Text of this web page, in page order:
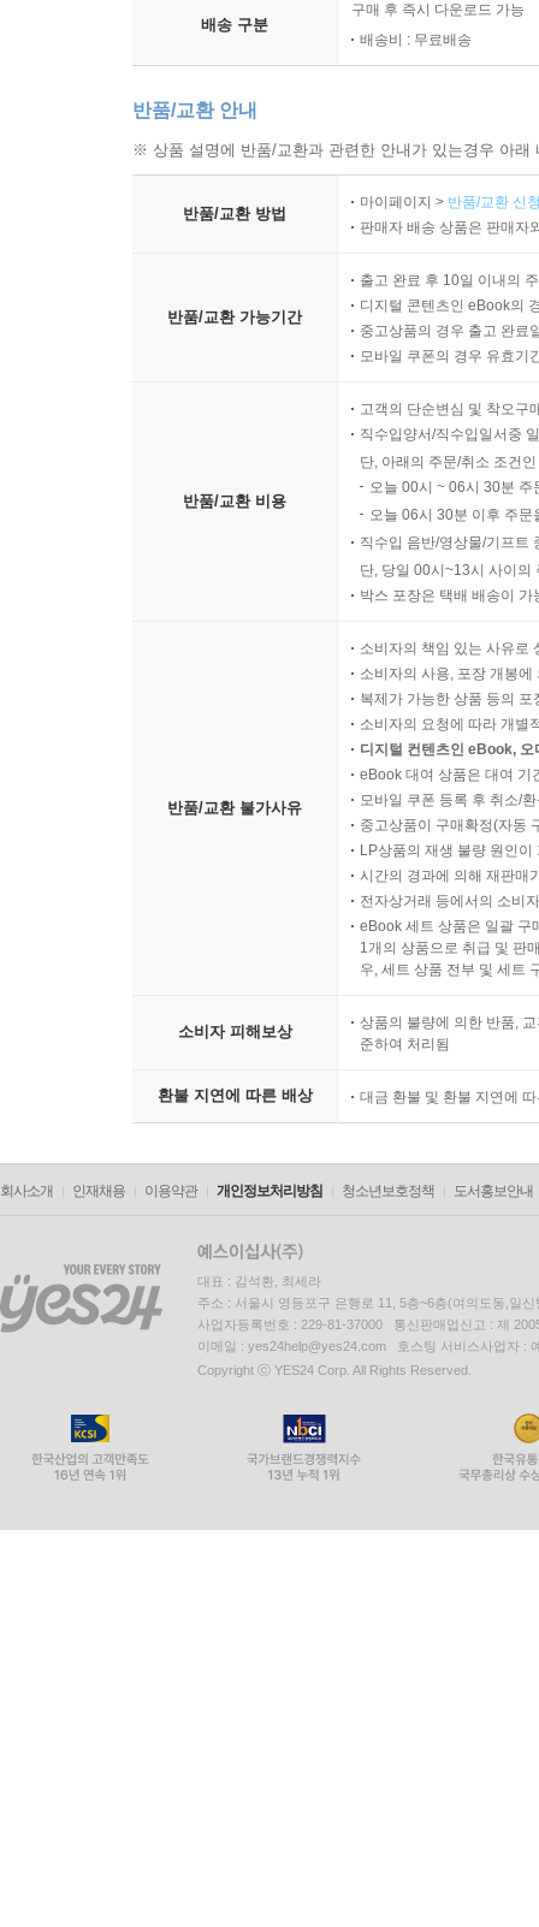
배송 구분
구매 후 즉시 다운로드 가능
배송비 : 무료배송
반품/교환 안내
※ 상품 설명에 반품/교환과 관련한 안내가 있는경우 아
반품/교환 방법
마이페이지 > 반품/교환 신
판매자 배송 상품은 판매자
반품/교환 가능기간
출고 완료 후 10일 이내의
디지털 콘텐츠인 eBook의
중고상품의 경우 출고 완료
모바일 쿠폰의 경우 유효기
반품/교환 비용
고객의 단순변심 및 착오구
직수입양서/직수입일서중
단, 아래의 주문/취소 조건
오늘 00시 ~ 06시 30분
오늘 06시 30분 이후 주
직수입 음반/영상물/기프트
단, 당일 00시~13시 사이의
박스 포장은 택배 배송이
반품/교환 불가사유
소비자의 책임 있는 사유로
소비자의 사용, 포장 개봉
복제가 가능한 상품 등의
소비자의 요청에 따라 개별
디지털 컨텐츠인 eBook,
eBook 대여 상품은 대여 기
모바일 쿠폰 등록 후 취소/
중고상품이 구매확정(자동
LP상품의 재생 불량 원인
시간의 경과에 의해 재판매
전자상거래 등에서의 소비
eBook 세트 상품은 일괄 구
1개의 상품으로 취급 및 판
우, 세트 상품 전부 및 세트
소비자 피해보상
상품의 불량에 의한 반품,
준하여 처리됨
환불 지연에 따른 배상 대금 환불 및 환불 지연에
회사소개 인재채용 이용약관 개인정보처리방침 청소년보호정책 도서홍보안내
대표 : 김석환, 최세라
주소 : 서울시 영등포구 은행로 11, 5층~6층(여의도동,일신
사업자등록번호 : 229-81-37000 통신판매업신고 : 제
이메일 : yes24help@yes24.com 호스팅 서비스사업자 :
Copyright ⓒ YES24 Corp. All Rights Reserved.